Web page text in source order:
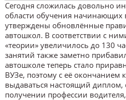
Сегодня сложилась довольно
области обучения начинающих
утверждены обновлённые
автошкол. В соответствии с
«теории» увеличилось до 130
занятий также заметно
автошколе теперь стало
ВУЗе, поэтому с её окончанием
выдаваться настоящий
получении профессии